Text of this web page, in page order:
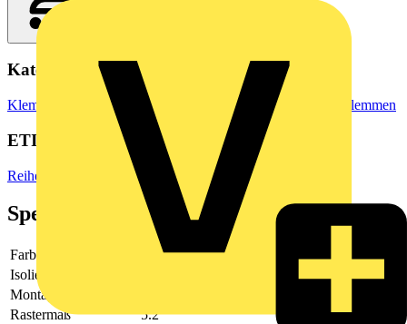
Kategorien
Klemmen, Steckverbinder & Verbindungselemente Reihenklemmen
ETIM Group
Reihenklemmen
Spezifikationen
Farbe
grau
Isoliert
Montageart
Rastermaß
5.2